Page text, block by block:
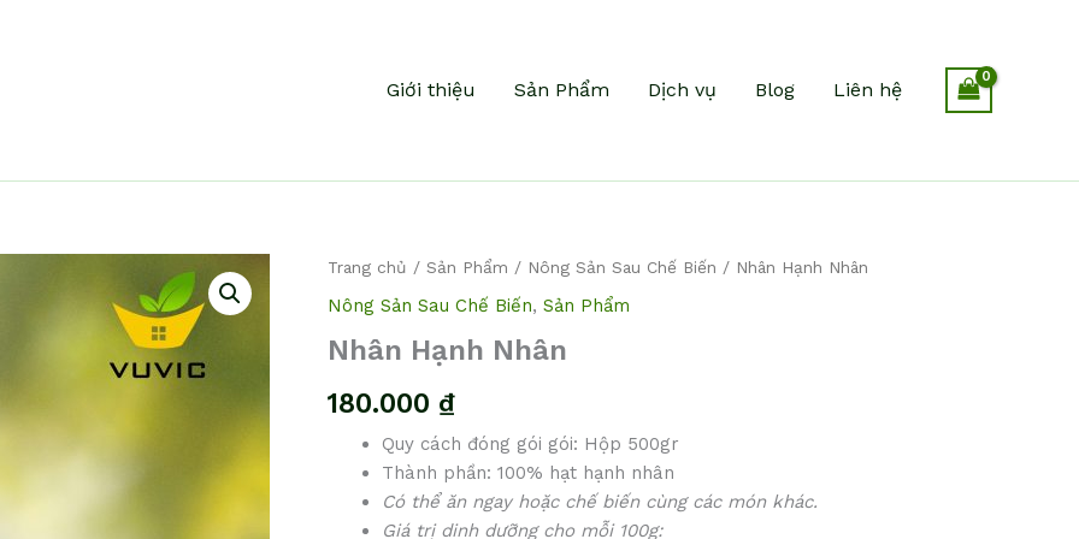
Giới thiệu Sản Phẩm Dịch vụ Blog Liên hệ
Trang chủ / Sản Phẩm / Nông Sản Sau Chế Biến / Nhân Hạnh Nhân
Nông Sản Sau Chế Biến, Sản Phẩm
Nhân Hạnh Nhân
180.000 ₫
Quy cách đóng gói gói: Hộp 500gr
Thành phần: 100% hạt hạnh nhân
Có thể ăn ngay hoặc chế biến cùng các món khác.
Giá trị dinh dưỡng cho mỗi 100g:
Nhân
Nhân
số
lượng